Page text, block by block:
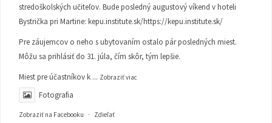
stredoškolských učiteľov. Bude posledný augustový víkend v hoteli
Bystrička pri Martine: kepu.institute.sk/https://kepu.institute.sk/
Pre záujemcov o neho s ubytovaním ostalo pár posledných miest.
Môžu sa prihlásiť do 31. júla, čím skôr, tým lepšie.
Miest pre účastníkov k ... Zobraziť viac
Fotografia
Zobraziť na Facebooku · Zdieľať